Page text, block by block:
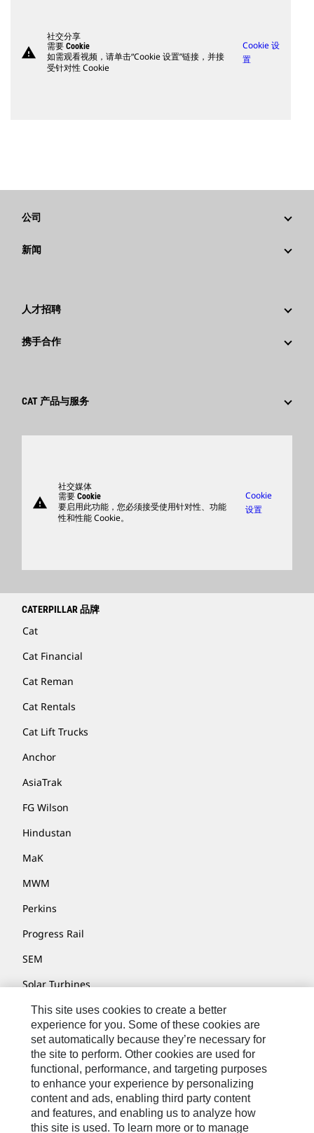
warning
社交分享
需要 Cookie
如需观看视频，请单击“Cookie 设置”链接，并接
受针对性 Cookie
Cookie 设
置
公司
战略
卡特彼勒 基金会
行为准则
创新
新闻
社交媒体
人才招聘
为什么选择卡特彼勒？
搜索和申请
携手合作
供应商
CAT 产品与服务
商品warning
社交媒体
需要 Cookie
要启用此功能，您必须接受使用针对性、功能
性和性能 Cookie。
Cookie
设置
CATERPILLAR 品牌
Cat
Cat Financial
Cat Reman
Cat Rentals
Cat Lift Trucks
Anchor
AsiaTrak
FG Wilson
Hindustan
MaK
MWM
Perkins
Progress Rail
SEM
Solar Turbines
SPM Oil & Gas
Turner Powertrain Systems
联系我们
网站地图
This site uses cookies to create a better
experience for you. Some of these cookies are
set automatically because they’re necessary for
the site to perform. Other cookies are used for
functional, performance, and targeting purposes
to enhance your experience by personalizing
content and ads, enabling third party content
and features, and enabling us to analyze how
this site is used. To learn more or to manage